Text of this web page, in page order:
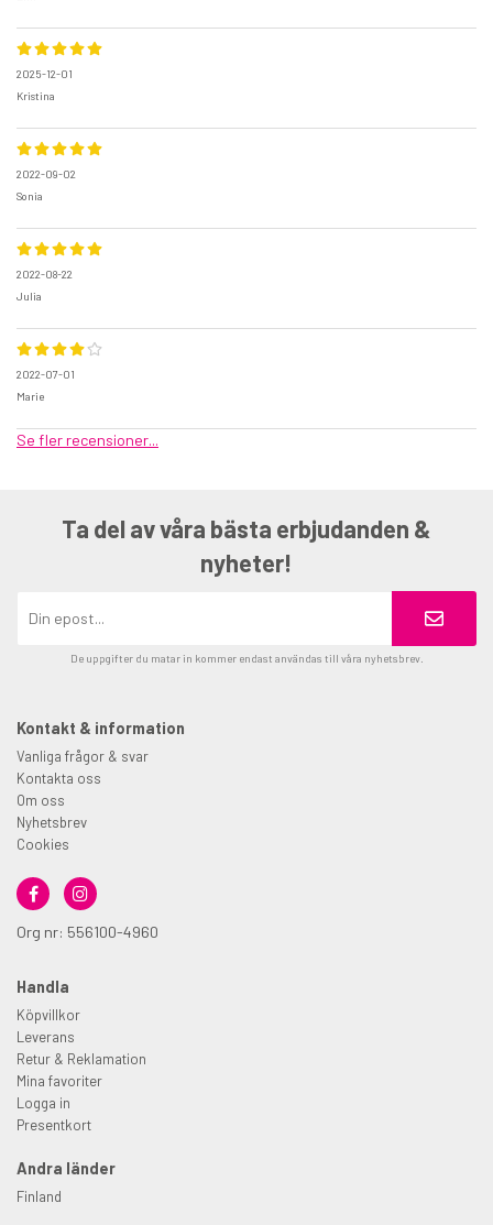
2025-12-01
Kristina
2022-09-02
Sonia
2022-08-22
Julia
2022-07-01
Marie
Se fler recensioner...
Ta del av våra bästa erbjudanden &
nyheter!
De uppgifter du matar in kommer endast användas till våra nyhetsbrev.
Kontakt & information
Vanliga frågor & svar
Kontakta oss
Om oss
Nyhetsbrev
Cookies
Org nr: 556100-4960
Handla
Köpvillkor
Leverans
Retur & Reklamation
Mina favoriter
Logga in
Presentkort
Andra länder
Finland